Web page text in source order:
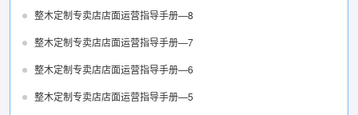
整木定制专卖店店面运营指导手册—8
整木定制专卖店店面运营指导手册—7
整木定制专卖店店面运营指导手册—6
整木定制专卖店店面运营指导手册—5